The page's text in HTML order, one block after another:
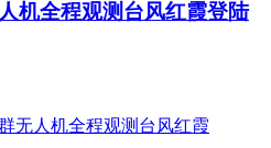
机全程观测台风红霞登陆